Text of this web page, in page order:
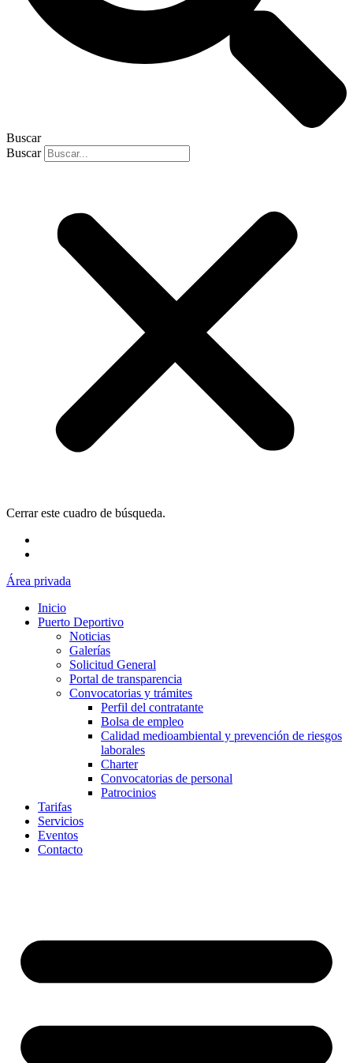
Buscar
Buscar
Cerrar este cuadro de búsqueda.
Área privada
Inicio
Puerto Deportivo
Noticias
Galerías
Solicitud General
Portal de transparencia
Convocatorias y trámites
Perfil del contratante
Bolsa de empleo
Calidad medioambiental y prevención de riesgos
laborales
Charter
Convocatorias de personal
Patrocinios
Tarifas
Servicios
Eventos
Contacto